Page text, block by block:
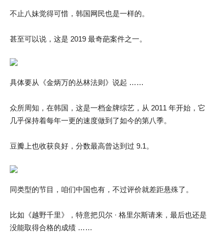
不止八妹觉得可惜，韩国网民也是一样的。
甚至可以说，这是 2019 最奇葩案件之一。
具体要从《金炳万的丛林法则》说起 ……
众所周知，在韩国，这是一档金牌综艺，从 2011 年开始，它
几乎保持着每年一更的速度做到了如今的第八季。
豆瓣上也收获良好，分数最高曾达到过 9.1。
同类型的节目，咱们中国也有，不过评价就差距悬殊了。
比如《越野千里》，特意把贝尔 · 格里尔斯请来，最后也还是
没能取得合格的成绩 ……